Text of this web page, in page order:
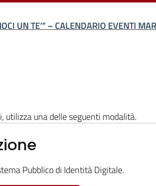
UN TE’” – CALENDARIO EVENTI
utilizza una delle seguenti modalità.
Pubblico di Identità Digitale.